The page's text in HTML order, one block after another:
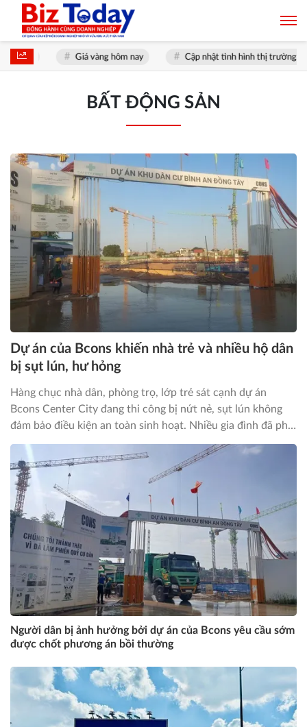
nhất Giá vàng hôm nay Cập nhật tình hình thị trường xăng
BẤT ĐỘNG SẢN
Dự án của Bcons khiến nhà trẻ và nhiều hộ dân
bị sụt lún, hư hỏng
Hàng chục nhà dân, phòng trọ, lớp trẻ sát cạnh dự án
Bcons Center City đang thi công bị nứt nẻ, sụt lún không
đảm bảo điều kiện an toàn sinh hoạt. Nhiều gia đình đã phải
tạm thời chuyển đi nơi khác. Đến nay, chưa có phương án
thống nhất về mức giá đền bù, giải pháp khắc phục cuối
cùng giữa đơn vị liên quan và hộ dân bị ảnh hưởng.
Người dân bị ảnh hưởng bởi dự án của Bcons yêu cầu sớm
được chốt phương án bồi thường